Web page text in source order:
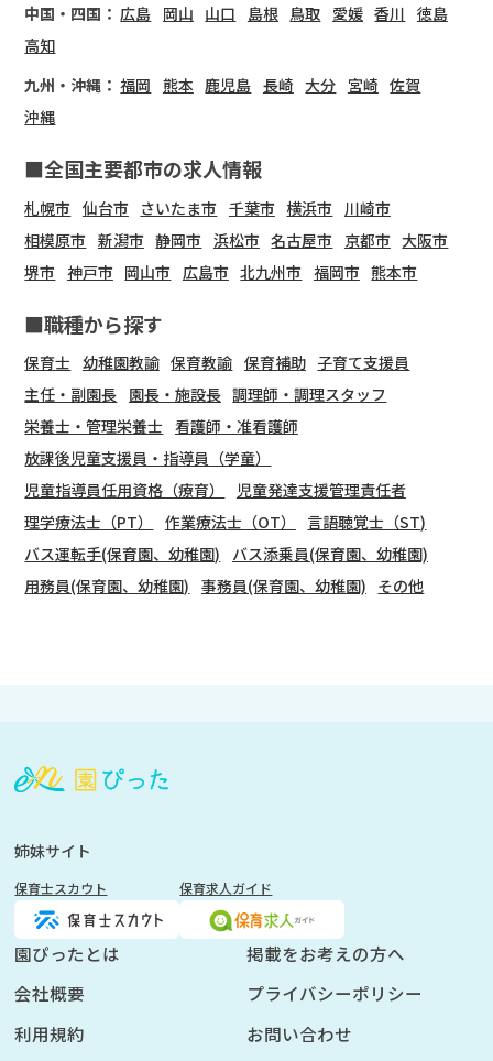
中国・四国： 広島 岡山 山口 島根 鳥取 愛媛 香川 徳島
高知
九州・沖縄： 福岡 熊本 鹿児島 長崎 大分 宮崎 佐賀
沖縄
■全国主要都市の求人情報
札幌市 仙台市 さいたま市 千葉市 横浜市
川崎市
相模原市 新潟市 静岡市 浜松市 名古屋市 京都市 大阪市
堺市 神戸市 岡山市 広島市 北九州市 福岡市 熊本市
■職種から探す
保育士 幼稚園教諭 保育教諭 保育補助 子育て支援員
主任・副園長 園長・施設長 調理師・調理スタッフ
栄養士・管理栄養士 看護師・准看護師
放課後児童支援員・指導員（学童）
児童指導員任用資格（療育）
児童発達支援管理責任者
理学療法士（PT）
作業療法士（OT）
言語聴覚士（ST)
バス運転手(保育園、幼稚園)
バス添乗員(保育園、幼稚園)
用務員(保育園、幼稚園) 事務員(保育園、幼稚園) その他
登
く
イ
ン
姉妹サイト
保育士スカウト 保育求人ガイド
園ぴったとは
掲載をお考えの方へ
会社概要
プライバシーポリシー
利用規約
お問い合わせ